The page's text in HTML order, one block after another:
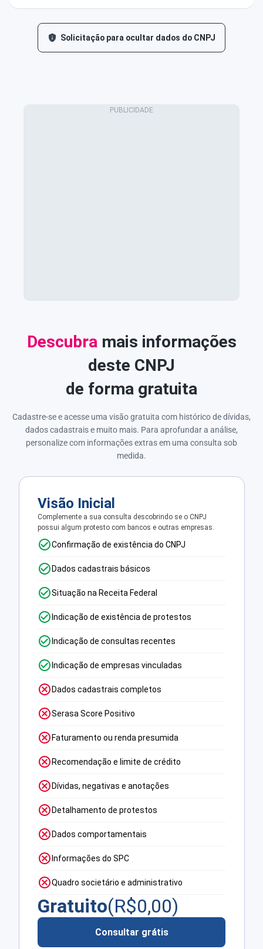
Solicitação para ocultar dados do CNPJ
Descubra mais informações
deste CNPJ
de forma gratuita
Cadastre-se e acesse uma visão gratuita com histórico de dívidas,
dados cadastrais e muito mais. Para aprofundar a análise,
personalize com informações extras em uma consulta sob
medida.
Visão Inicial
Complemente a sua consulta descobrindo se o CNPJ
possui algum protesto com bancos e outras empresas.
Confirmação de existência do CNPJ
Dados cadastrais básicos
Situação na Receita Federal
Indicação de existência de protestos
Indicação de consultas recentes
Indicação de empresas vinculadas
Dados cadastrais completos
Serasa Score Positivo
Faturamento ou renda presumida
Recomendação e limite de crédito
Dívidas, negativas e anotações
Detalhamento de protestos
Dados comportamentais
Informações do SPC
Quadro societário e administrativo
Gratuito(R$0,00)
Consultar grátis